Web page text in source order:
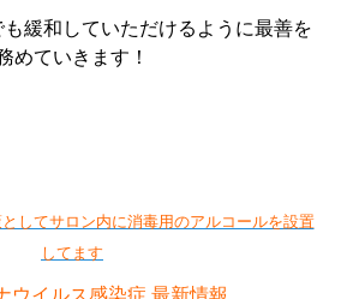
緩和していただけるように最善を
めていきます！
してサロン内に消毒用のアルコールを設置
してます
ウイルス感染症 最新情報